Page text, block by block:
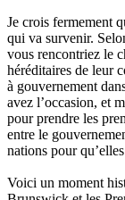
Je crois fermement
qui va survenir.
vous rencontriez le
héréditaires de leur
à gouvernement
avez l’occasion, et
pour prendre les
entre le
nations pour
Voici un moment